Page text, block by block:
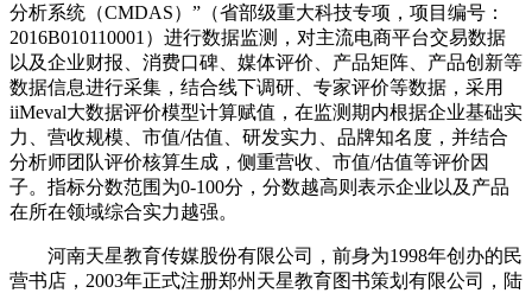
分析系统（CMDAS）”（省部级重大科技专项，项目编号：
2016B010110001）进行数据监测，对主流电商平台交易数据
以及企业财报、消费口碑、媒体评价、产品矩阵、产品创新等
数据信息进行采集，结合线下调研、专家评价等数据，采用
iiMeval大数据评价模型计算赋值，在监测期内根据企业基础实
力、营收规模、市值/估值、研发实力、品牌知名度，并结合
分析师团队评价核算生成，侧重营收、市值/估值等评价因
子。指标分数范围为0-100分，分数越高则表示企业以及产品
在所在领域综合实力越强。
河南天星教育传媒股份有限公司，前身为1998年创办的民
营书店，2003年正式注册郑州天星教育图书策划有限公司，陆